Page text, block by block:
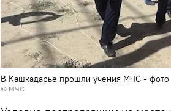
В Кашкадарье прошли учения МЧС - фото
© МЧС